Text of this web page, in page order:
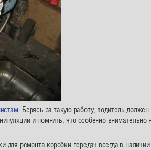
. Берясь за такую работу, водитель
и помнить, что особенно внимательно
для ремонта коробки передач всегда в наличии.